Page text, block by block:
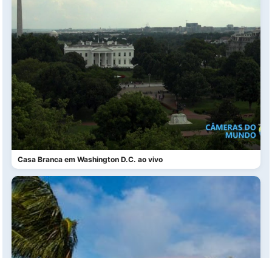
Casa Branca em Washington D.C. ao vivo